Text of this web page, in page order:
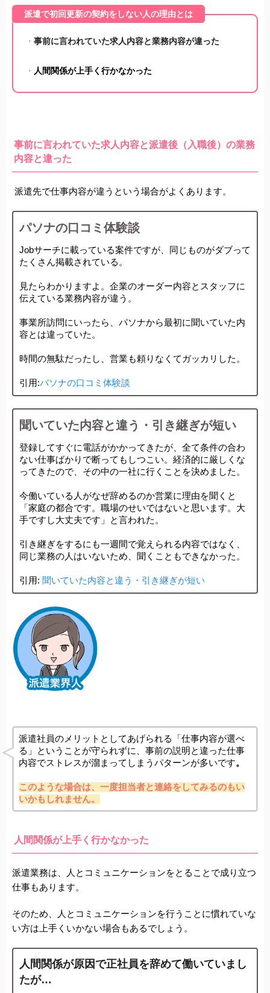
派遣で初回更新の契約をしない人の理由とは
・ 事前に言われていた求人内容と業務内容が違った
・ 人間関係が上手く行かなかった
事前に言われていた求人内容と派遣後（入職後）の業務
内容と違った
派遣先で仕事内容が違うという場合がよくあります。
パソナの口コミ体験談
Jobサーチに載っている案件ですが、同じものがダブって
たくさん掲載されている。
見たらわかりますよ。企業のオーダー内容とスタッフに
伝えている業務内容が違う。
事業所訪問にいったら、パソナから最初に聞いていた内
容とは違っていた。
時間の無駄だったし、営業も頼りなくてガッカリした。
引用:パソナの口コミ体験談
聞いていた内容と違う・引き継ぎが短い
登録してすぐに電話がかかってきたが、全て条件の合わ
ない仕事ばかりで断ってもしつこい。経済的に厳しくな
ってきたので、その中の一社に行くことを決めました。
今働いている人がなぜ辞めるのか営業に理由を聞くと
「家庭の都合です。職場のせいではないと思います。大
手ですし大丈夫です」と言われた。
引き継ぎをするにも一週間で覚えられる内容ではなく、
同じ業務の人はいないため、聞くこともできなかった。
引用: 聞いていた内容と違う・引き継ぎが短い
派遣社員のメリットとしてあげられる「仕事内容が選べ
る」ということが守られずに、事前の説明と違った仕事
内容でストレスが溜まってしまうパターンが多いです。
このような場合は、一度担当者と連絡をしてみるのもい
いかもしれません。
人間関係が上手く行かなかった
派遣業務は、人とコミュニケーションをとることで成り立つ
仕事もあります。
そのため、人とコミュニケーションを行うことに慣れていな
い方は上手くいかない場合もあるでしょう。
人間関係が原因で正社員を辞めて働いていまし
たが…